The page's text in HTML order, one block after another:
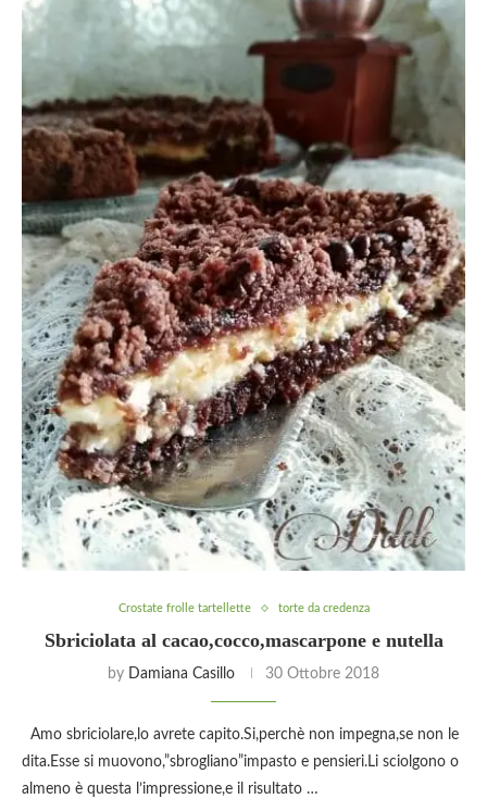
Crostate frolle tartellette torte da credenza
Sbriciolata al cacao,cocco,mascarpone e nutella
by Damiana Casillo 30 Ottobre 2018
Amo sbriciolare,lo avrete capito.Si,perchè non impegna,se non le
dita.Esse si muovono,”sbrogliano”impasto e pensieri.Li sciolgono o
almeno è questa l’impressione,e il risultato …